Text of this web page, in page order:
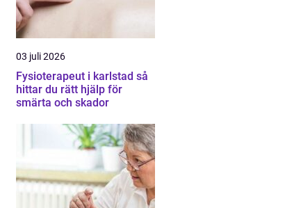
03 juli 2026
Fysioterapeut i karlstad så
hittar du rätt hjälp för
smärta och skador